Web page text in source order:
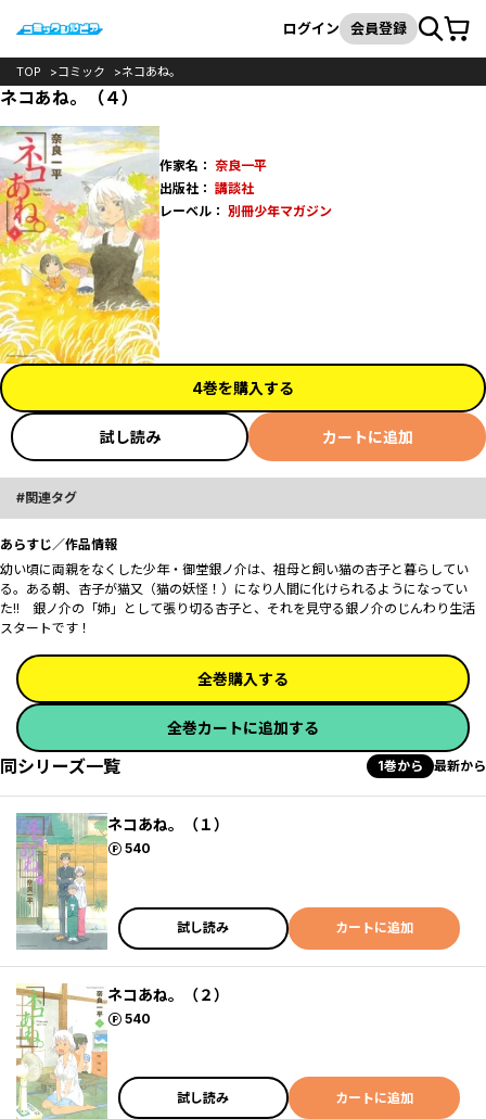
検索
ログイン 会員登録カート
TOP コミック ネコあね。
ネコあね。（４）
作家名： 奈良一平
出版社： 講談社
レーベル： 別冊少年マガジン
4巻を購入する
試し読み カートに追加
関連タグ
あらすじ／作品情報
幼い頃に両親をなくした少年・御堂銀ノ介は、祖母と飼い猫の杏子と暮らしてい
る。ある朝、杏子が猫又（猫の妖怪！）になり人間に化けられるようになってい
た!! 銀ノ介の「姉」として張り切る杏子と、それを見守る銀ノ介のじんわり生活
スタートです！
全巻購入する
全巻カートに追加する
同シリーズ一覧 1巻から 最新から
ネコあね。（１）
540
ポイント
試し読み カートに追加
ネコあね。（２）
540
ポイント
試し読み カートに追加